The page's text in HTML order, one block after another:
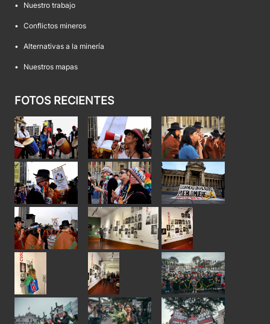
• Nuestro trabajo
• Conflictos mineros
• Alternativas a la minería
• Nuestros mapas
FOTOS RECIENTES